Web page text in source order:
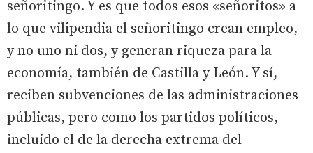
señoritingo. Y es que todos esos «señoritos» a
lo que vilipendia el señoritingo crean empleo,
y no uno ni dos, y generan riqueza para la
economía, también de Castilla y León. Y sí,
reciben subvenciones de las administraciones
públicas, pero como los partidos políticos,
incluido el de la derecha extrema del